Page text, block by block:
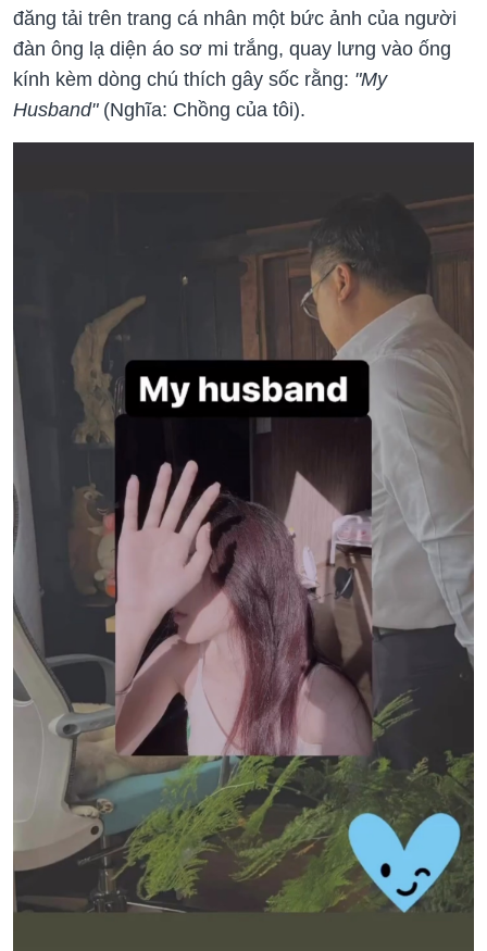
đăng tải trên trang cá nhân một bức ảnh của người
đàn ông lạ diện áo sơ mi trắng, quay lưng vào ống
kính kèm dòng chú thích gây sốc rằng: "My
Husband"(Nghĩa: Chồng của tôi).